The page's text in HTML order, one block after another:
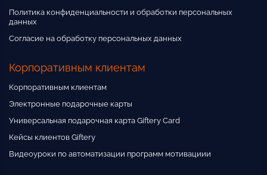
Политика конфиденциальности и обработки персональных
данных
Согласие на обработку персональных данных
Корпоративным клиентам
Корпоративным клиентам
Электронные подарочные карты
Универсальная подарочная карта Giftery Card
Кейсы клиентов Giftery
Видеоуроки по автоматизации программ мотивациии